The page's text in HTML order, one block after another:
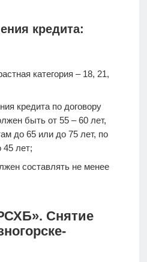
кредита:
категория – 18, 21,
кредита по договору
быть от 55 – 60 лет,
до 65 или до 75 лет, по
45 лет;
составлять не менее
Снятие